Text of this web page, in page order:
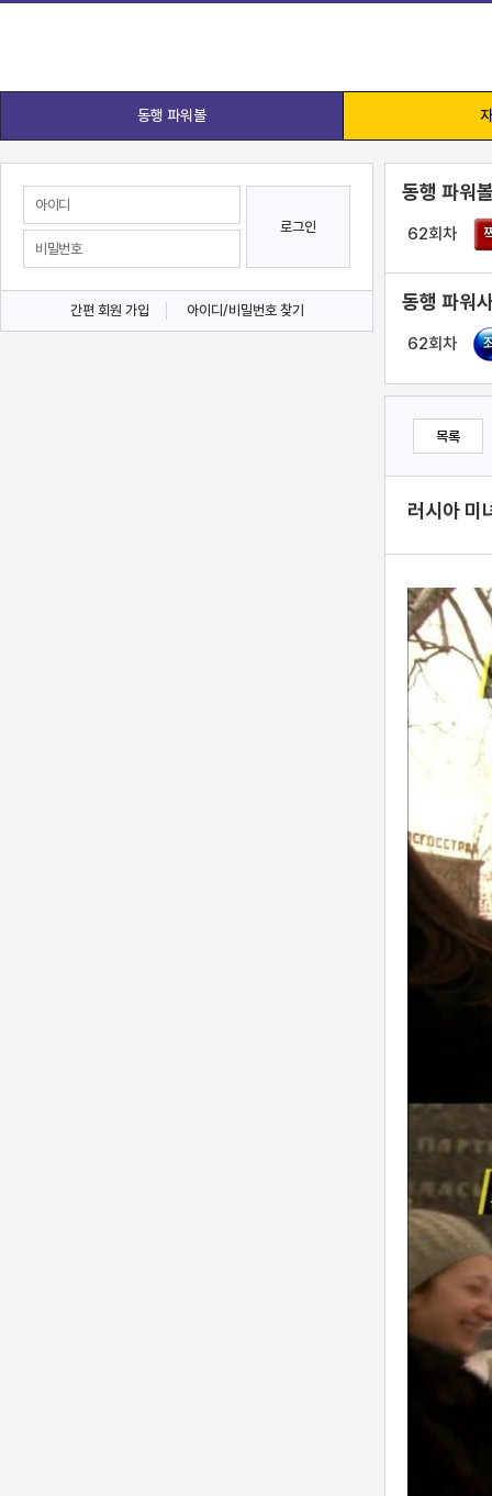
동행 파워볼
로그인
간편 회원 가입 아이디/비밀번호 찾기
동행 파워
62회차
동행 파워
62회차
목록
러시아 미